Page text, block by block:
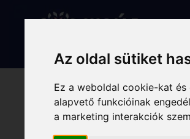
Az oldal sütiket
Ez a weboldal cookie-kat
alapvető funkcióinak
a marketing interakciók
Újra